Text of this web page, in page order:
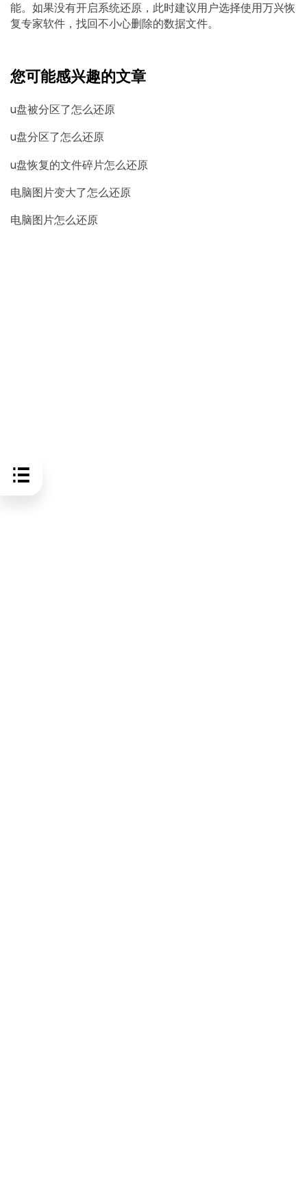
能。如果没有开启系统还原，此时建议用户选择使用万兴恢
复专家软件，找回不小心删除的数据文件。
您可能感兴趣的文章
u盘被分区了怎么还原
u盘分区了怎么还原
u盘恢复的文件碎片怎么还原
电脑图片变大了怎么还原
电脑图片怎么还原